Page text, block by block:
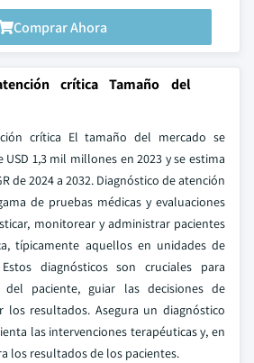
Comprar Ahora
crítica Tamaño del
crítica El tamaño del mercado se
1,3 mil millones en 2023 y se estima
de 2024 a 2032. Diagnóstico de atención
de pruebas médicas y evaluaciones
monitorear y administrar pacientes
típicamente aquellos en unidades de
diagnósticos son cruciales para
paciente, guiar las decisiones de
los resultados. Asegura un diagnóstico
las intervenciones terapéuticas y, en
los resultados de los pacientes.